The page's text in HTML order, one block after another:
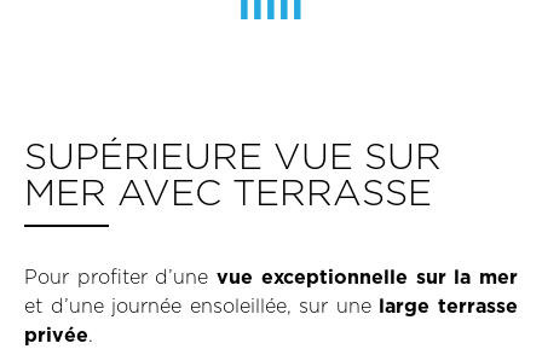
SUPÉRIEURE VUE SUR
MER AVEC TERRASSE
Pour profiter d’une vue exceptionnelle sur la mer
et d’une journée ensoleillée, sur une
large terrasse
privée.